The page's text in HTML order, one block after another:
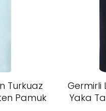
Turkuaz
Pamuk
Germirli
Yaka